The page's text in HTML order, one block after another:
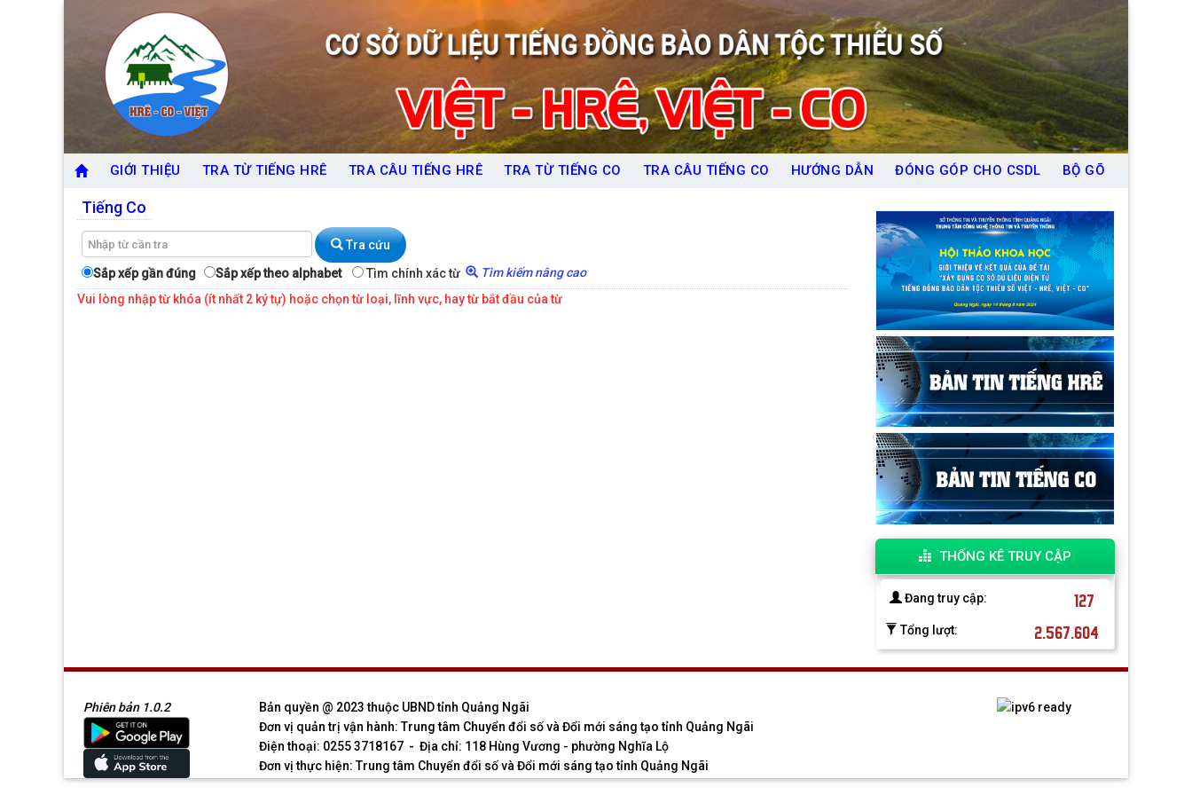
GIỚI THIỆU TRA TỪ TIẾNG HRÊ TRA CÂU TIẾNG HRÊ TRA TỪ TIẾNG CO TRA CÂU TIẾNG CO HƯỚNG DẪN ĐÓNG GÓP CHO CSDL BỘ GÕ
Tiếng Co
Tra cứu
Sắp xếp gần đúng
Sắp xếp theo alphabet Tìm chính xác từ
Tìm kiếm nâng cao
Vui lòng nhập từ khóa (ít nhất 2 ký tự) hoặc chọn từ loại, lĩnh vực, hay từ bắt đầu của từ
THỐNG KÊ TRUY CẬP
127
Đang truy cập:
2.567.604
Tổng lượt:
Phiên bản 1.0.2
Bản quyền @ 2023 thuộc UBND tỉnh Quảng Ngãi
Đơn vị quản trị vận hành: Trung tâm Chuyển đổi số và Đổi mới sáng tạo tỉnh Quảng Ngãi
Điện thoại: 0255 3718167 - Địa chỉ: 118 Hùng Vương - phường Nghĩa Lộ
Đơn vị thực hiện: Trung tâm Chuyển đổi số và Đổi mới sáng tạo tỉnh Quảng Ngãi